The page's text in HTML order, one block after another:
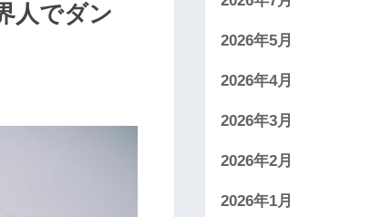
人でダン
2026年5月
2026年4月
2026年3月
2026年2月
2026年1月